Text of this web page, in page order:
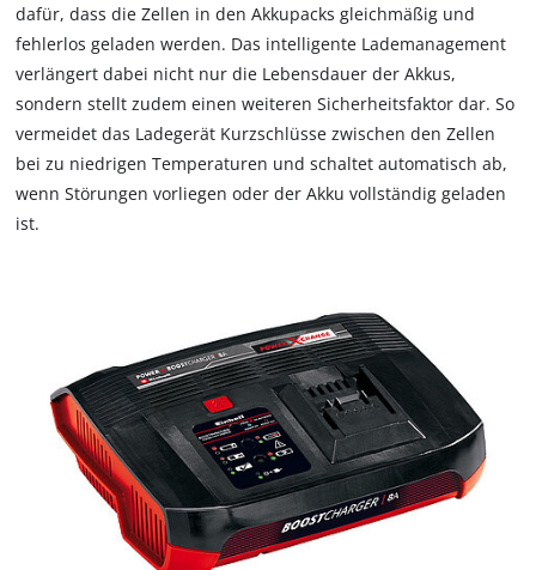
dafür, dass die Zellen in den Akkupacks gleichmäßig und
fehlerlos geladen werden. Das intelligente Lademanagement
verlängert dabei nicht nur die Lebensdauer der Akkus,
sondern stellt zudem einen weiteren Sicherheitsfaktor dar. So
vermeidet das Ladegerät Kurzschlüsse zwischen den Zellen
bei zu niedrigen Temperaturen und schaltet automatisch ab,
wenn Störungen vorliegen oder der Akku vollständig geladen
ist.